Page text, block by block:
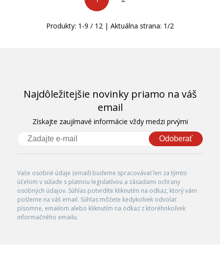
Produkty: 1 -9 / 12 | Aktuálna strana: 1/2
Najdôležitejšie novinky priamo na váš
email
Získajte zaujímavé informácie vždy medzi prvými
Odoberať
Vaše osobné údaje (email) budeme spracovávať len za týmto
účelom v súlade s platnou legislatívou a zásadami ochrany
osobných údajov. Súhlas potvrdíte kliknutím na odkaz, ktorý vám
pošleme na váš email. Súhlas môžete kedykoľvek odvolať
písomne, emailom alebo kliknutím na odkaz z ktoréhokoľvek
informačného emailu.